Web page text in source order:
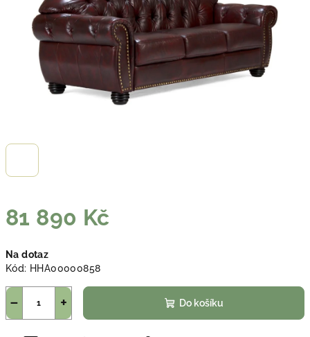
81 890 Kč
cena:
Na dotaz
Kód: HHA00000858
+
− Do košíku